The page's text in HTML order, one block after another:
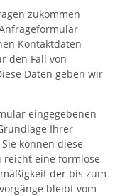
zukommen
Kontaktdaten
den Fall von
Daten geben wir
eingegebenen
Ihrer
können diese
eine formlose
der bis zum
bleibt vom